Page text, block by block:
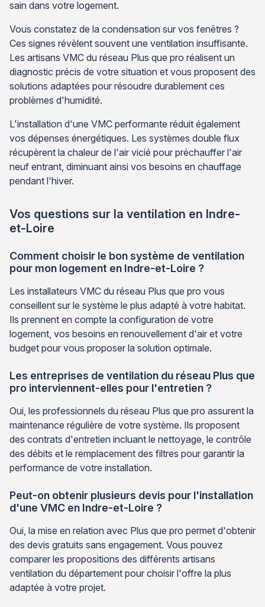
sain dans votre logement.
Vous constatez de la condensation sur vos fenêtres ?
Ces signes révèlent souvent une ventilation insuffisante.
Les artisans VMC du réseau Plus que pro réalisent un
diagnostic précis de votre situation et vous proposent des
solutions adaptées pour résoudre durablement ces
problèmes d'humidité.
L'installation d'une VMC performante réduit également
vos dépenses énergétiques. Les systèmes double flux
récupèrent la chaleur de l'air vicié pour préchauffer l'air
neuf entrant, diminuant ainsi vos besoins en chauffage
pendant l'hiver.
Vos questions sur la ventilation en Indre-
et-Loire
Comment choisir le bon système de ventilation
pour mon logement en Indre-et-Loire ?
Les installateurs VMC du réseau Plus que pro vous
conseillent sur le système le plus adapté à votre habitat.
Ils prennent en compte la configuration de votre
logement, vos besoins en renouvellement d'air et votre
budget pour vous proposer la solution optimale.
Les entreprises de ventilation du réseau Plus que
pro interviennent-elles pour l'entretien ?
Oui, les professionnels du réseau Plus que pro assurent la
maintenance régulière de votre système. Ils proposent
des contrats d'entretien incluant le nettoyage, le contrôle
des débits et le remplacement des filtres pour garantir la
performance de votre installation.
Peut-on obtenir plusieurs devis pour l'installation
d'une VMC en Indre-et-Loire ?
Oui, la mise en relation avec Plus que pro permet d'obtenir
des devis gratuits sans engagement. Vous pouvez
comparer les propositions des différents artisans
ventilation du département pour choisir l'offre la plus
adaptée à votre projet.